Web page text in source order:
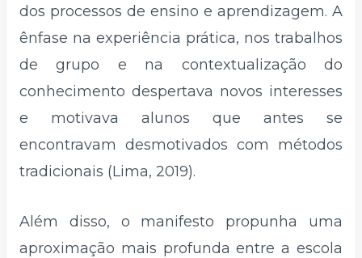
dos processos de ensino e aprendizagem. A
ênfase na experiência prática, nos trabalhos
de grupo e na contextualização do
conhecimento despertava novos interesses
e motivava alunos que antes se
encontravam desmotivados com métodos
tradicionais (Lima, 2019).
Além disso, o manifesto propunha uma
aproximação mais profunda entre a escola